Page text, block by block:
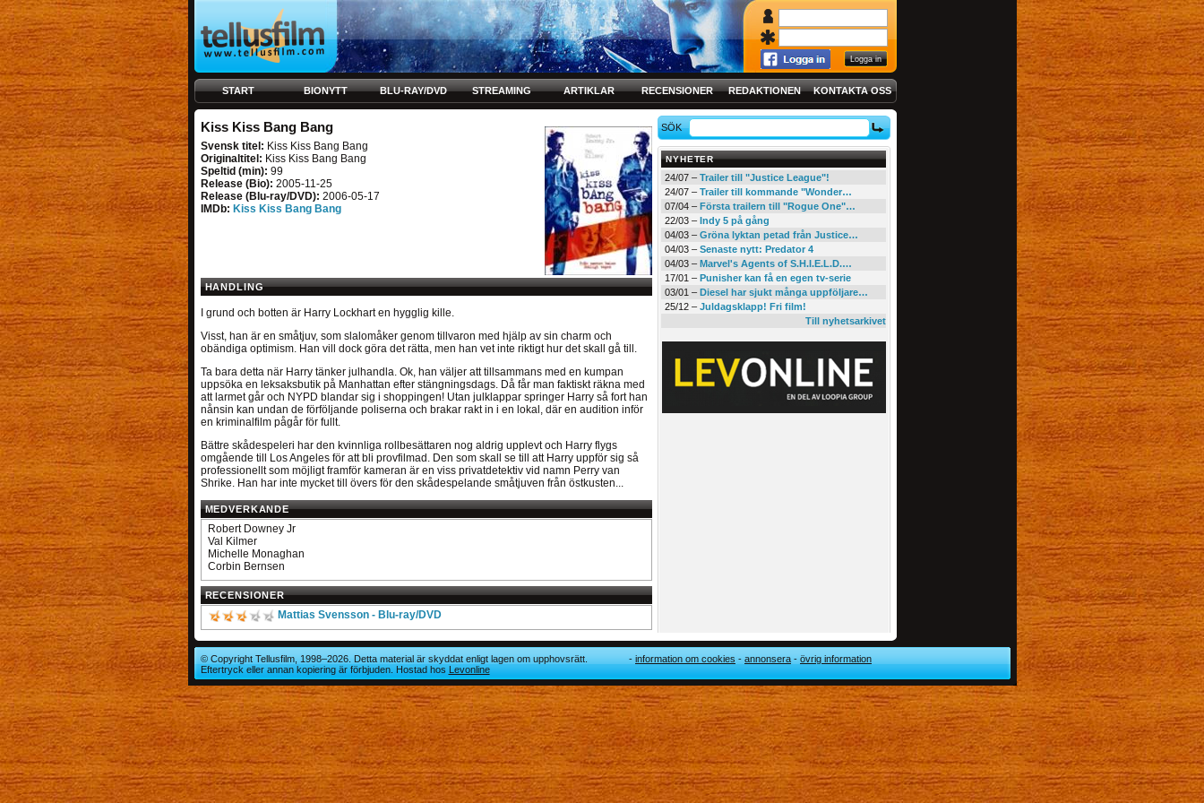
START BIONYTT BLU-RAY/DVD STREAMING ARTIKLAR RECENSIONER REDAKTIONEN KONTAKTA OSS
Kiss Kiss Bang Bang
Svensk titel: Kiss Kiss Bang Bang
Originaltitel: Kiss Kiss Bang Bang
Speltid (min): 99
Release (Bio): 2005-11-25
Release (Blu-ray/DVD): 2006-05-17
IMDb: Kiss Kiss Bang Bang
HANDLING
I grund och botten är Harry Lockhart en hygglig kille.
Visst, han är en småtjuv, som slalomåker genom tillvaron med hjälp av sin charm och
obändiga optimism. Han vill dock göra det rätta, men han vet inte riktigt hur det skall gå till.
Ta bara detta när Harry tänker julhandla. Ok, han väljer att tillsammans med en kumpan
uppsöka en leksaksbutik på Manhattan efter stängningsdags. Då får man faktiskt räkna med
att larmet går och NYPD blandar sig i shoppingen! Utan julklappar springer Harry så fort han
nånsin kan undan de förföljande poliserna och brakar rakt in i en lokal, där en audition inför
en kriminalfilm pågår för fullt.
Bättre skådespeleri har den kvinnliga rollbesättaren nog aldrig upplevt och Harry flygs
omgående till Los Angeles för att bli provfilmad. Den som skall se till att Harry uppför sig så
professionellt som möjligt framför kameran är en viss privatdetektiv vid namn Perry van
Shrike. Han har inte mycket till övers för den skådespelande småtjuven från östkusten...
MEDVERKANDE
Robert Downey Jr
Val Kilmer
Michelle Monaghan
Corbin Bernsen
RECENSIONER
Mattias Svensson - Blu-ray/DVD
SÖK
NYHETER
24/07 –Trailer till "Justice League"!
24/07 –Trailer till kommande "Wonder…
07/04 –Första trailern till "Rogue One"…
22/03 –Indy 5 på gång
04/03 –Gröna lyktan petad från Justice…
04/03 –Senaste nytt: Predator 4
04/03 –Marvel's Agents of S.H.I.E.L.D.…
17/01 –Punisher kan få en egen tv-serie
03/01 –Diesel har sjukt många uppföljare…
25/12 –Juldagsklapp! Fri film!
Till nyhetsarkivet
© Copyright Tellusfilm, 1998–2026. Detta material är skyddat enligt lagen om upphovsrätt.
Eftertryck eller annan kopiering är förbjuden. Hostad hosLevonline
information om cookies annonsera övrig information